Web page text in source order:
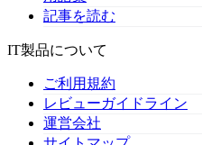
記事を読む
IT製品について
ご利用規約
レビューガイドライン
運営会社